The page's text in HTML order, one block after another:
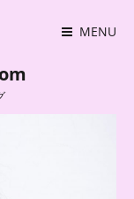
MENU